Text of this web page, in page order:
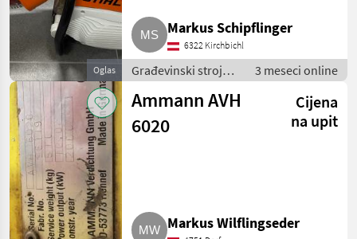
Oglas
Markus Schipflinger
6322 Kirchbichl
Građevinski strojevi
/ Mali građevinski
strojevi
3 meseci online
Ammann AVH
6020
Cijena
na upit
Markus Wilflingseder